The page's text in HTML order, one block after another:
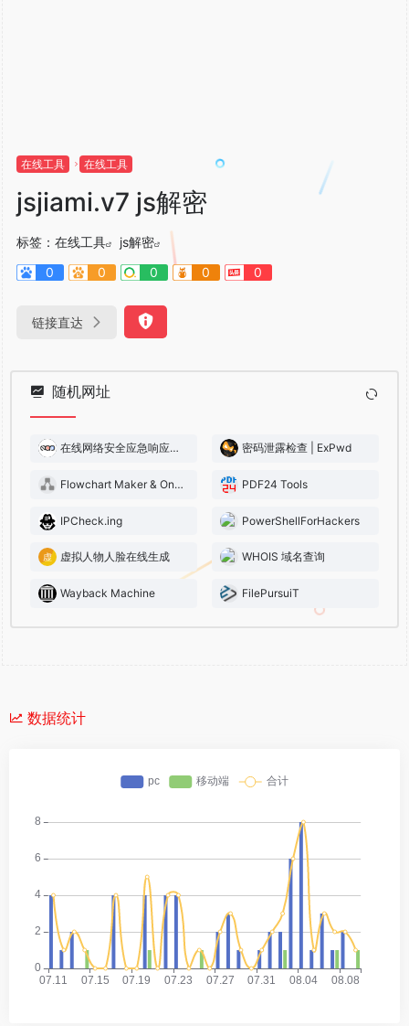
在线工具 在线工具
jsjiami.v7 js解密
标签： 在线工具
js解密
0
0 0 0 0
链接直达
随机网址
在线网络安全应急响应手册 密码泄露检查 | ExPwd
Flowchart Maker & Online Diagram Software PDF24 Tools
IPCheck.ing PowerShellForHackers
虚拟人物人脸在线生成 WHOIS 域名查询
Wayback Machine FilePursuiT
数据统计